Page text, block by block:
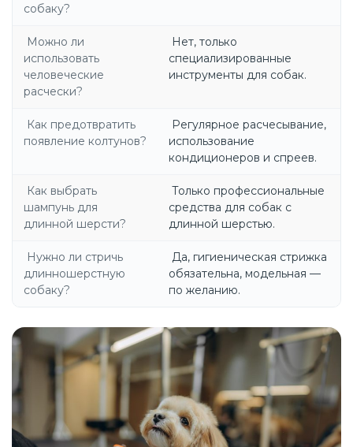
собаку?
Можно ли
использовать
человеческие
расчески?
Нет, только
специализированные
инструменты для собак.
Как предотвратить
появление колтунов?
Регулярное расчесывание,
использование
кондиционеров и спреев.
Как выбрать
шампунь для
длинной шерсти?
Только профессиональные
средства для собак с
длинной шерстью.
Нужно ли стричь
длинношерстную
собаку?
Да, гигиеническая стрижка
обязательна, модельная —
по желанию.